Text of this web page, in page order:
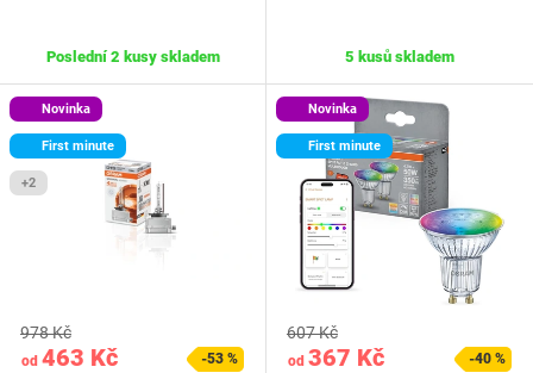
Poslední 2 kusy skladem 5 kusů skladem
Novinka
First minute
+2
od 463 Kč
978 Kč
-53 %
Novinka
First minute
od 367 Kč
607 Kč
-40 %